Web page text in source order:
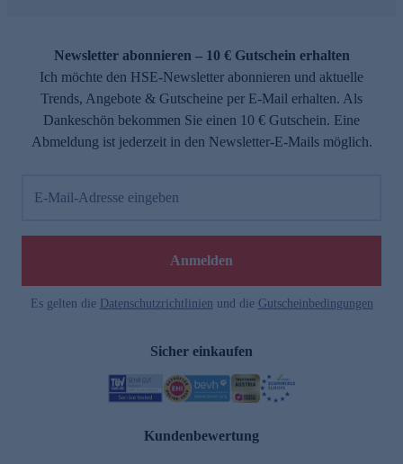
Newsletter abonnieren – 10 € Gutschein erhalten
Ich möchte den HSE-Newsletter abonnieren und aktuelle
Trends, Angebote & Gutscheine per E-Mail erhalten. Als
Dankeschön bekommen Sie einen 10 € Gutschein. Eine
Abmeldung ist jederzeit in den Newsletter-E-Mails möglich.
E-Mail-Adresse eingeben
Anmelden
Es gelten die Datenschutzrichtlinien und die Gutscheinbedingungen
Sicher einkaufen
Kundenbewertung